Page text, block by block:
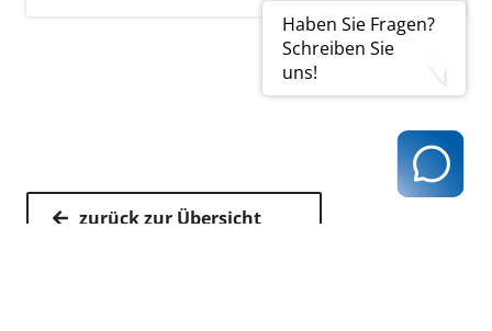
Haben Sie Fragen?
Schreiben Sie
uns!
zurück zur Übersicht